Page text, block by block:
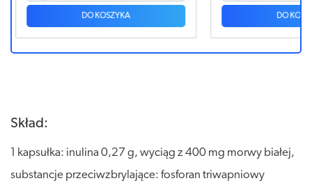
DO KOSZYKA
Skład:
1 kapsułka: inulina 0,27 g, wyciąg z 400 mg morwy białej,
substancje przeciwzbrylające: fosforan triwapniowy